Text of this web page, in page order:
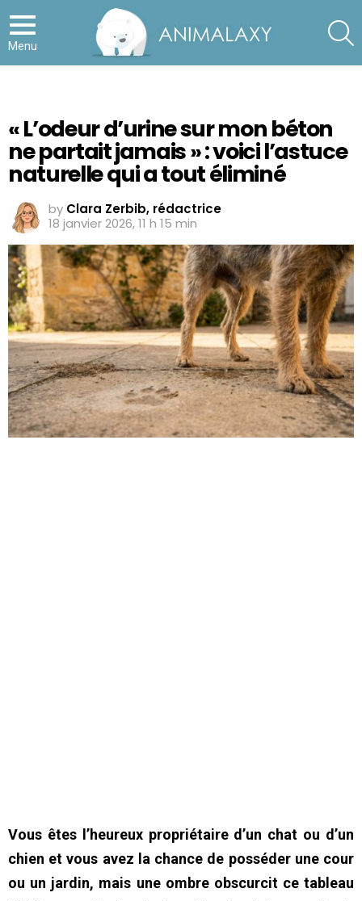
Menu
« L’odeur d’urine sur mon béton
ne partait jamais » : voici l’astuce
naturelle qui a tout éliminé
by Clara Zerbib, rédactrice
18 janvier 2026, 11 h 15 min
Vous êtes l’heureux propriétaire d’un chat ou d’un
chien et vous avez la chance de posséder une cour
ou un jardin, mais une ombre obscurcit ce tableau